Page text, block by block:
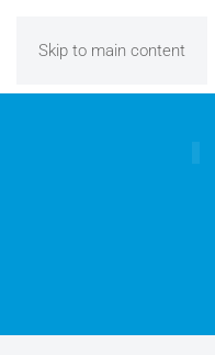
Skip to main content